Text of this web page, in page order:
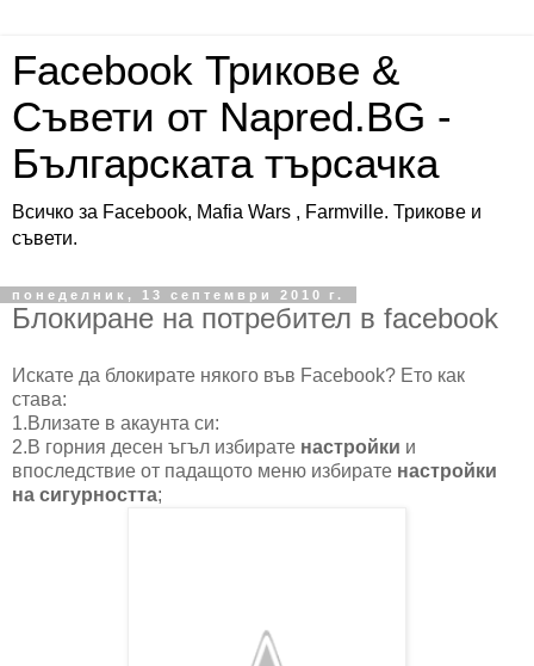
Facebook Трикове &
Съвети от Napred.BG -
Българската търсачка
Всичко за Facebook, Mafia Wars , Farmville. Трикове и
съвети.
понеделник, 13 септември 2010 г.
Блокиране на потребител в facebook
Искате да блокирате някого във Facebook? Ето как
става:
1.Влизате в акаунта си:
2.В горния десен ъгъл избирате настройки и
впоследствие от падащото меню избирате настройки
на сигурността;